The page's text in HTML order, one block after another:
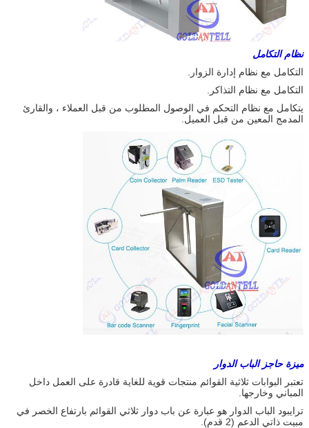
نظام التكامل
التكامل مع نظام إدارة الزوار.
التكامل مع نظام التذاكر.
يتكامل مع نظام التحكم في الوصول المطلوب من قبل العملاء ، والقارئ
المدمج المعين من قبل العميل.
ميزة حاجز الباب الدوار
تعتبر البوابات ثلاثية القوائم منتجات قوية للغاية قادرة على العمل داخل
المباني وخارجها.
ترايبود الباب الدوار هو عبارة عن باب دوار ثلاثي القوائم بارتفاع الخصر في
مبيت ذاتي الدعم (2 قدم).